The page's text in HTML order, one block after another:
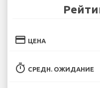
credit_card ЦЕНА
timer СРЕДН. ОЖИДАНИЕ